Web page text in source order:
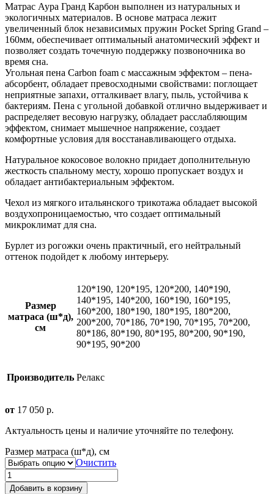
Матрас Аура Гранд Карбон выполнен из натуральных и
экологичных материалов. В основе матраса лежит
увеличенный блок независимых пружин Pocket Spring Grand –
160мм, обеспечивает оптимальный анатомический эффект и
позволяет создать точечную поддержку позвоночника во
время сна.
Угольная пена Carbon foam с массажным эффектом – пена-
абсорбент, обладает превосходными свойствами: поглощает
неприятные запахи, отталкивает влагу, пыль, устойчива к
бактериям. Пена с угольной добавкой отлично выдерживает и
распределяет весовую нагрузку, обладает расслабляющим
эффектом, снимает мышечное напряжение, создает
комфортные условия для восстанавливающего отдыха.
Натуральное кокосовое волокно придает дополнительную
жесткость спальному месту, хорошо пропускает воздух и
обладает антибактериальным эффектом.
Чехол из мягкого итальянского трикотажа обладает высокой
воздухопроницаемостью, что создает оптимальный
микроклимат для сна.
Бурлет из рогожки очень практичный, его нейтральный
оттенок подойдет к любому интерьеру.
Размер
матраса (ш*д),
см
120*190, 120*195, 120*200, 140*190,
140*195, 140*200, 160*190, 160*195,
160*200, 180*190, 180*195, 180*200,
200*200, 70*186, 70*190, 70*195, 70*200,
80*186, 80*190, 80*195, 80*200, 90*190,
90*195, 90*200
Производитель Релакс
от 17 050 р.
Актуальность цены и наличие уточняйте по телефону.
Размер матраса (ш*д), см
Очистить
Добавить в корзину